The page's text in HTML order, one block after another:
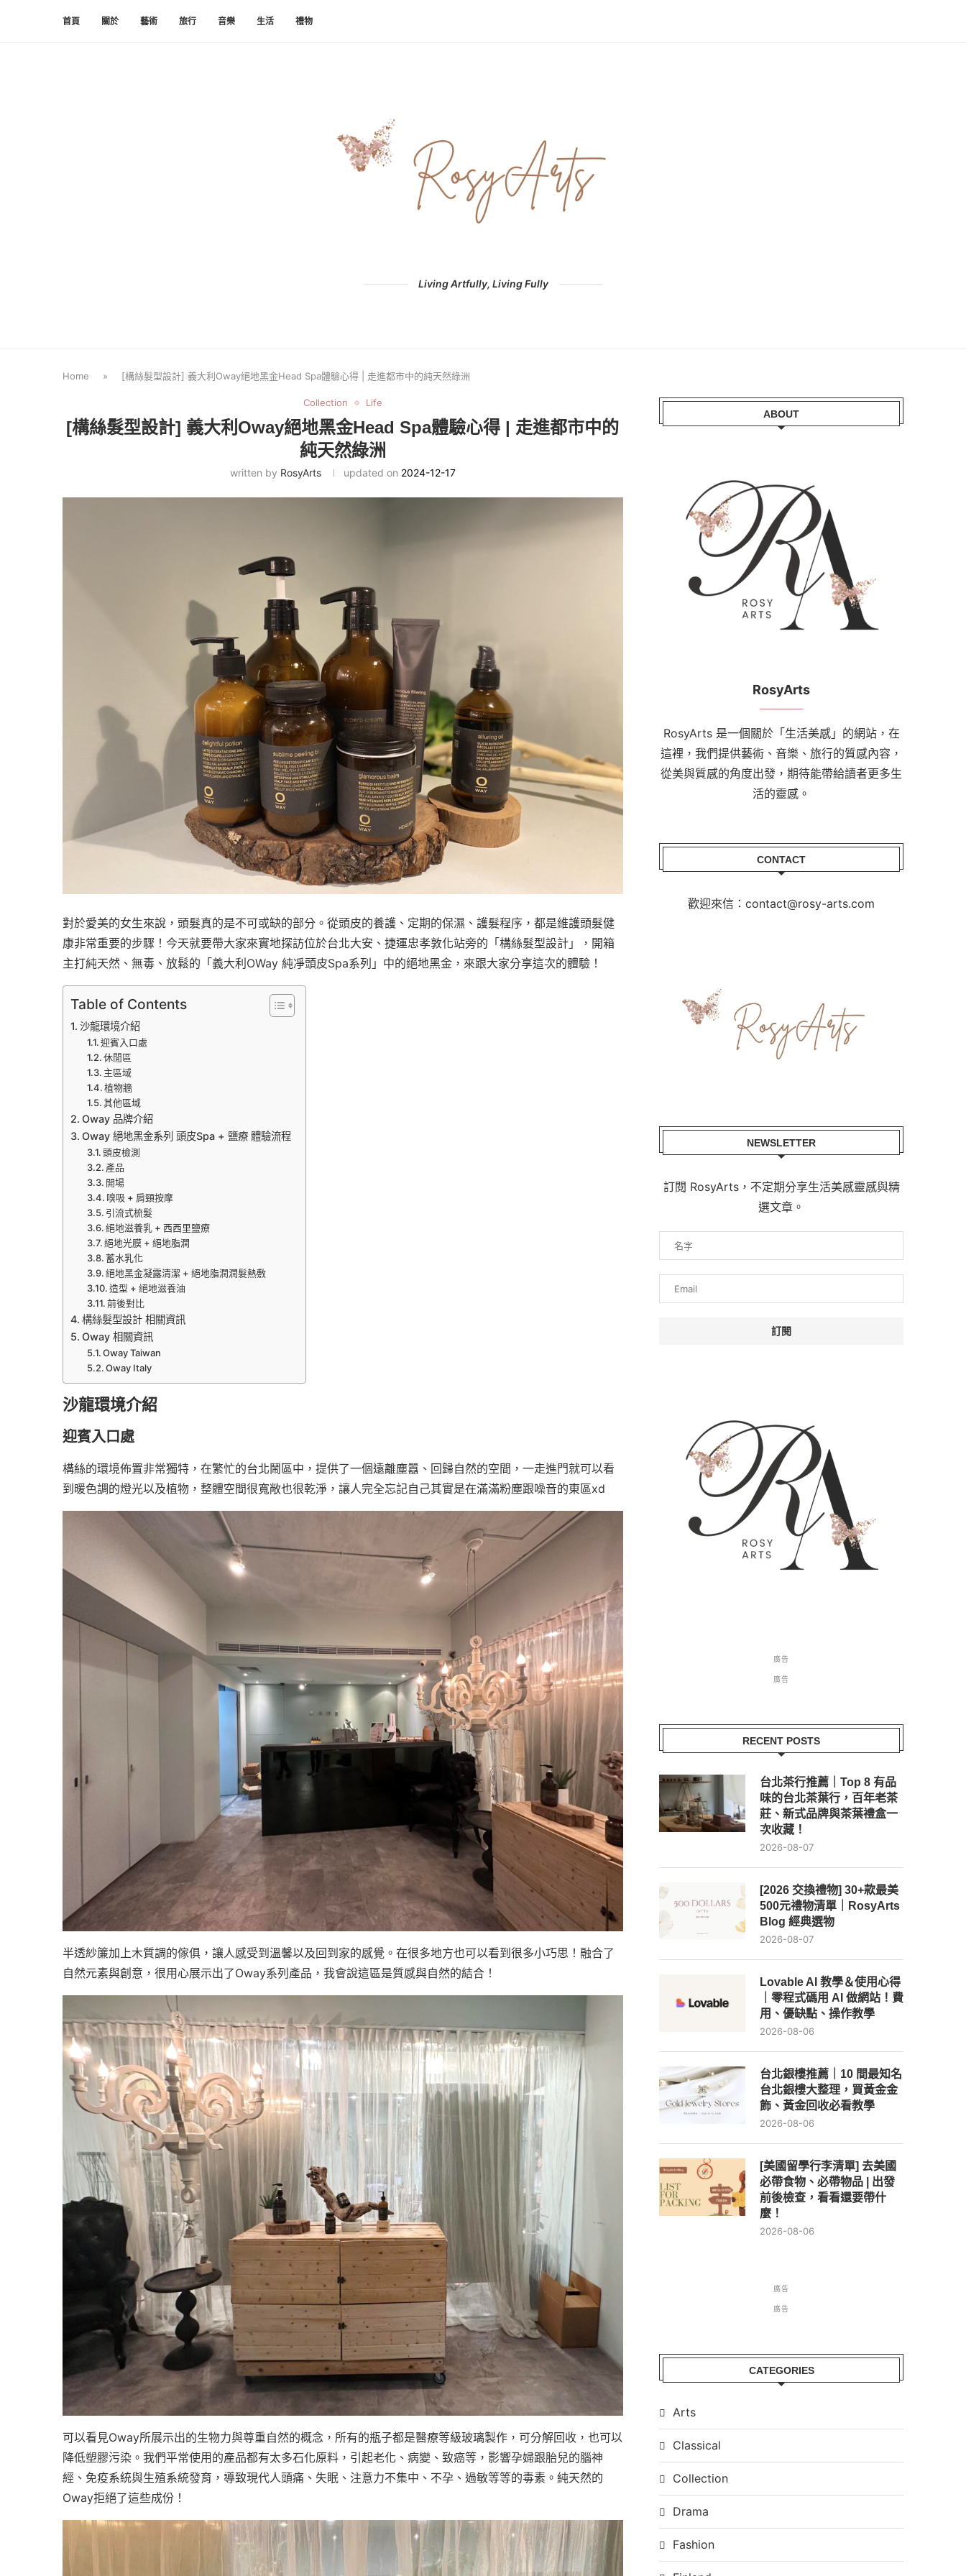
首頁 關於 藝術 旅行 音樂 生活 禮物
Living Artfully, Living Fully
Home » [構絲髮型設計] 義大利Oway絕地黑金Head Spa體驗心得 | 走進都市中的純天然綠洲
Collection Life
[構絲髮型設計] 義大利Oway絕地黑金Head Spa體驗心得 | 走進都市中的
純天然綠洲
written by RosyArts updated on 2024-12-17
對於愛美的女生來說，頭髮真的是不可或缺的部分。從頭皮的養護、定期的保濕、護髮程序，都是維護頭髮健
康非常重要的步驟！今天就要帶大家來實地探訪位於台北大安、捷運忠孝敦化站旁的「構絲髮型設計」，開箱
主打純天然、無毒、放鬆的「義大利OWay 純凈頭皮Spa系列」中的絕地黑金，來跟大家分享這次的體驗！
Table of Contents
沙龍環境介紹
迎賓入口處
休閒區
主區域
植物牆
其他區域
Oway 品牌介紹
Oway 絕地黑金系列 頭皮Spa + 鹽療 體驗流程
頭皮檢測
產品
開場
嗅吸 + 肩頸按摩
引流式梳髮
絕地滋養乳 + 西西里鹽療
絕地光膜 + 絕地脂潤
蓄水乳化
絕地黑金凝露清潔 + 絕地脂潤潤髮熱敷
造型 + 絕地滋養油
前後對比
構絲髮型設計 相關資訊
Oway 相關資訊
Oway Taiwan
Oway Italy
沙龍環境介紹
迎賓入口處
構絲的環境佈置非常獨特，在繁忙的台北鬧區中，提供了一個遠離塵囂、回歸自然的空間，一走進門就可以看
到暖色調的燈光以及植物，整體空間很寬敞也很乾淨，讓人完全忘記自己其實是在滿滿粉塵跟噪音的東區xd
半透紗簾加上木質調的傢俱，讓人感受到溫馨以及回到家的感覺。在很多地方也可以看到很多小巧思！融合了
自然元素與創意，很用心展示出了Oway系列產品，我會說這區是質感與自然的結合！
可以看見Oway所展示出的生物力與尊重自然的概念，所有的瓶子都是醫療等級玻璃製作，可分解回收，也可以
降低塑膠污染。我們平常使用的產品都有太多石化原料，引起老化、病變、致癌等，影響孕婦跟胎兒的腦神
經、免疫系統與生殖系統發育，導致現代人頭痛、失眠、注意力不集中、不孕、過敏等等的毒素。純天然的
Oway拒絕了這些成份！
ABOUT
RosyArts
RosyArts 是一個關於「生活美感」的網站，在
這裡，我們提供藝術、音樂、旅行的質感內容，
從美與質感的角度出發，期待能帶給讀者更多生
活的靈感。
CONTACT
歡迎來信：contact@rosy-arts.com
NEWSLETTER
訂閱 RosyArts，不定期分享生活美感靈感與精
選文章。
廣告
廣告
RECENT POSTS
台北茶行推薦｜Top 8 有品
味的台北茶葉行，百年老茶
莊、新式品牌與茶葉禮盒一
次收藏！
2026-08-07
[2026 交換禮物] 30+款最美
500元禮物清單｜RosyArts
Blog 經典選物
2026-08-07
Lovable AI 教學＆使用心得
｜零程式碼用 AI 做網站！費
用、優缺點、操作教學
2026-08-06
台北銀樓推薦｜10 間最知名
台北銀樓大整理，買黃金金
飾、黃金回收必看教學
2026-08-06
[美國留學行李清單] 去美國
必帶食物、必帶物品 | 出發
前後檢查，看看還要帶什
麼！
2026-08-06
廣告
廣告
CATEGORIES
Arts
Classical
Collection
Drama
Fashion